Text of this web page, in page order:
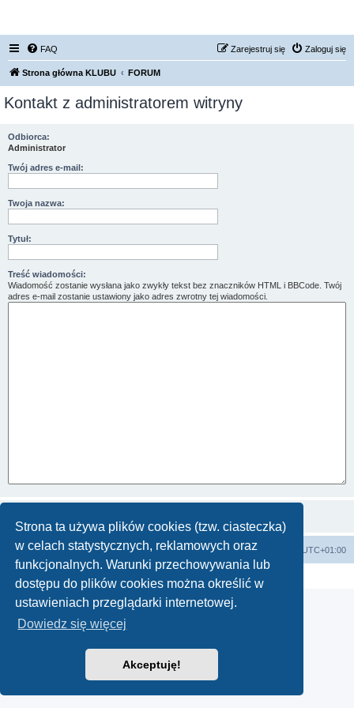
Strona ta używa plików cookies (tzw. ciasteczka)
w celach statystycznych, reklamowych oraz
funkcjonalnych. Warunki przechowywania lub
dostępu do plików cookies można określić w
ustawieniach przeglądarki internetowej.
Dowiedz się więcej
Akceptuję!
FAQ Zaloguj się
Zarejestruj się
Strona główna KLUBU FORUM
Kontakt z administratorem witryny
Odbiorca:
Administrator
Twój adres e-mail:
Twoja nazwa:
Tytuł:
Treść wiadomości:
Wiadomość zostanie wysłana jako zwykły tekst bez znaczników HTML i BBCode. Twój
adres e-mail zostanie ustawiony jako adres zwrotny tej wiadomości.
Strona główna KLUBU FORUM Strefa czasowa UTC+01:00
Technologię dostarczaphpBB® Forum Software © phpBB Limited
Polski pakiet językowy dostarczaphpBB.pl